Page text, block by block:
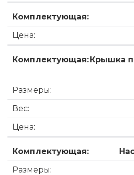
Крышка